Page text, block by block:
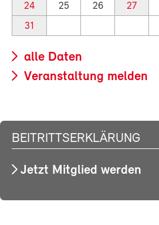
24
25 26 27
31
alle Daten
Veranstaltung melden
BEITRITTSERKLÄRUNG
Jetzt Mitglied werden